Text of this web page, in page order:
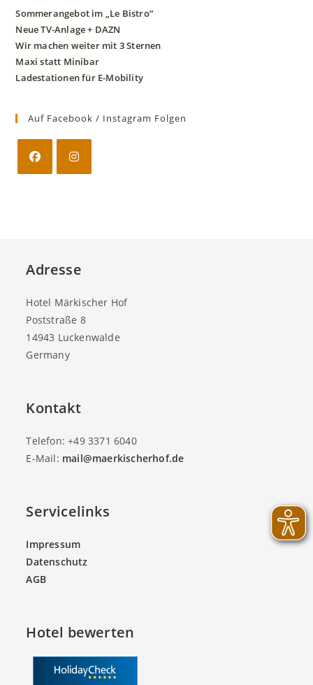
Sommerangebot im „Le Bistro“
Neue TV-Anlage + DAZN
Wir machen weiter mit 3 Sternen
Maxi statt Minibar
Ladestationen für E-Mobility
Auf Facebook / Instagram Folgen
Adresse
Hotel Märkischer Hof
Poststraße 8
14943 Luckenwalde
Germany
Kontakt
Telefon: +49 3371 6040
E-Mail: mail@maerkischerhof.de
Servicelinks
Impressum
Datenschutz
AGB
Hotel bewerten